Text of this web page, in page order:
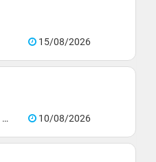
15/08/2026
10/08/2026